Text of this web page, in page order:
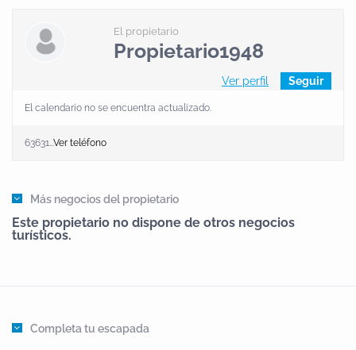
El propietario
Propietario1948
Ver perfil Seguir
El calendario no se encuentra actualizado.
63631...Ver teléfono
Más negocios del propietario
Este propietario no dispone de otros negocios
turísticos.
Completa tu escapada